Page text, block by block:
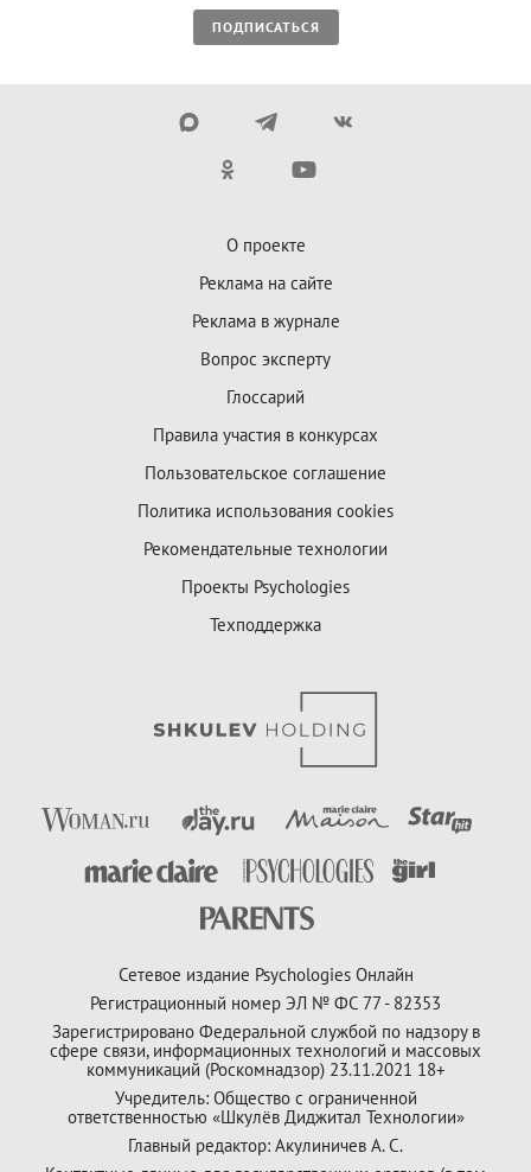
ПОДПИСАТЬСЯ
О проекте
Реклама на сайте
Реклама в журнале
Вопрос эксперту
Глоссарий
Правила участия в конкурсах
Пользовательское соглашение
Политика использования cookies
Рекомендательные технологии
Проекты Psychologies
Техподдержка
Сетевое издание Psychologies Онлайн
Регистрационный номер ЭЛ № ФС 77 - 82353
Зарегистрировано Федеральной службой по надзору в
сфере связи, информационных технологий и массовых
коммуникаций (Роскомнадзор) 23.11.2021 18+
Учредитель: Общество с ограниченной
ответственностью «Шкулёв Диджитал Технологии»
Главный редактор: Акулиничев А. С.